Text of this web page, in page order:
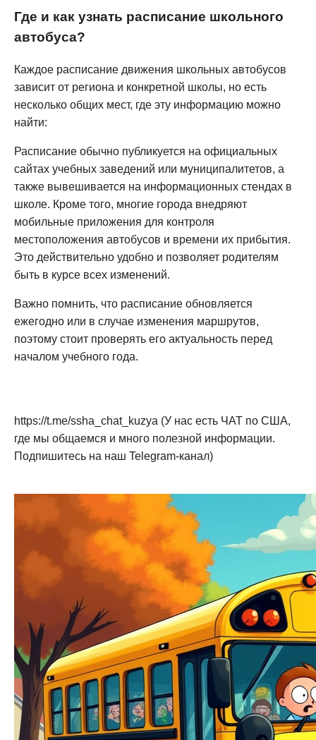
Где и как узнать расписание школьного
автобуса?
Каждое расписание движения школьных автобусов
зависит от региона и конкретной школы, но есть
несколько общих мест, где эту информацию можно
найти:
Расписание обычно публикуется на официальных
сайтах учебных заведений или муниципалитетов, а
также вывешивается на информационных стендах в
школе. Кроме того, многие города внедряют
мобильные приложения для контроля
местоположения автобусов и времени их прибытия.
Это действительно удобно и позволяет родителям
быть в курсе всех изменений.
Важно помнить, что расписание обновляется
ежегодно или в случае изменения маршрутов,
поэтому стоит проверять его актуальность перед
началом учебного года.
https://t.me/ssha_chat_kuzya (У нас есть ЧАТ по США,
где мы общаемся и много полезной информации.
Подпишитесь на наш Telegram-канал)